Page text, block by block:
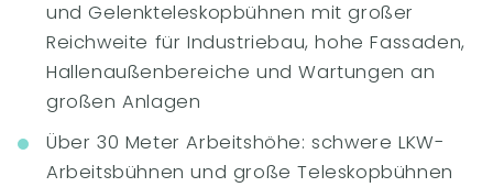
und Gelenkteleskopbühnen mit großer
Reichweite für Industriebau, hohe Fassaden,
Hallenaußenbereiche und Wartungen an
großen Anlagen
Über 30 Meter Arbeitshöhe: schwere LKW-
Arbeitsbühnen und große Teleskopbühnen